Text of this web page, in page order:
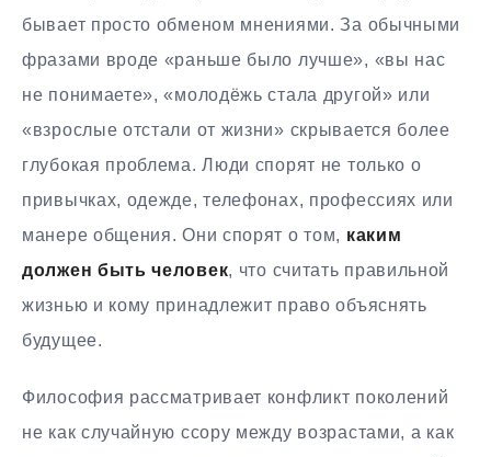
бывает просто обменом мнениями. За обычными
фразами вроде «раньше было лучше», «вы нас
не понимаете», «молодёжь стала другой» или
«взрослые отстали от жизни» скрывается более
глубокая проблема. Люди спорят не только о
привычках, одежде, телефонах, профессиях или
манере общения. Они спорят о том, каким
должен быть человек, что считать правильной
жизнью и кому принадлежит право объяснять
будущее.
Философия рассматривает конфликт поколений
не как случайную ссору между возрастами, а как